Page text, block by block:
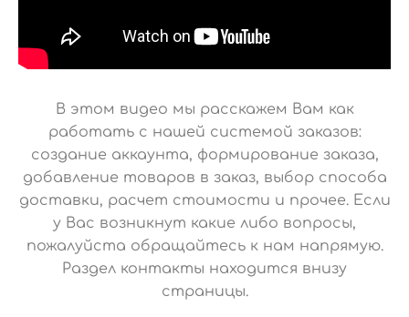
В этом видео мы расскажем Вам как
работать с нашей системой заказов:
создание аккаунта, формирование заказа,
добавление товаров в заказ, выбор способа
доставки, расчет стоимости и прочее. Если
у Вас возникнут какие либо вопросы,
пожалуйста обращайтесь к нам напрямую.
Раздел контакты находится внизу
страницы.